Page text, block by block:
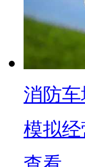
消防
模拟经